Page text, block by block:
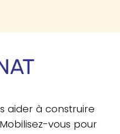
aider à construire
vous pour